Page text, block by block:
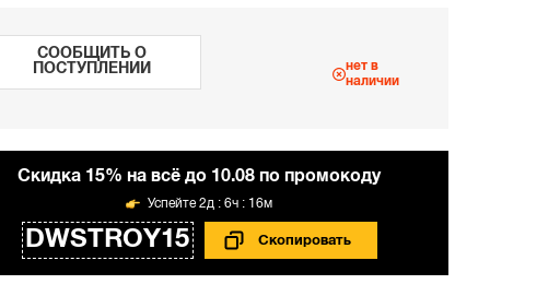
СООБЩИТЬ О
ПОСТУПЛЕНИИ
нет в
наличии
Cкидка 15% на всё до 10.08 по промокоду
DWSTROY15
2д : 6ч : 16м